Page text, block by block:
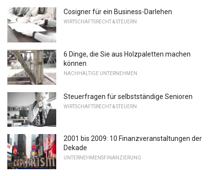
Cosigner für ein Business-Darlehen
WIRTSCHAFTSRECHT & STEUERN
6 Dinge, die Sie aus Holzpaletten machen
können
NACHHALTIGE UNTERNEHMEN
Steuerfragen für selbstständige Senioren
WIRTSCHAFTSRECHT & STEUERN
2001 bis 2009: 10 Finanzveranstaltungen der
Dekade
UNTERNEHMENSFINANZIERUNG